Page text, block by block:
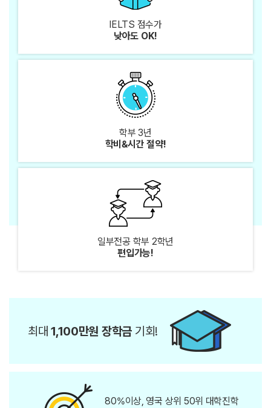
IELTS 점수가
낮아도 OK!
학부 3년
학비&시간 절약!
일부전공학부 2학년
편입가능!
최대1,100만원 장학금 기회!
80%이상, 영국 상위 50위 대학진학